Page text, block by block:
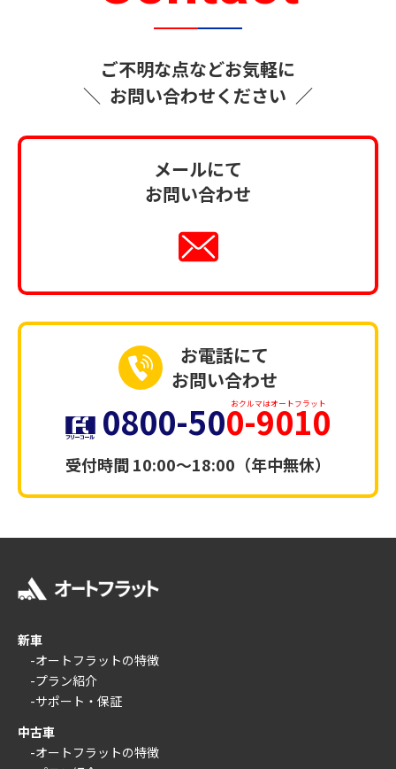
＼
ご不明な点などお気軽に
お問い合わせください ／
メールにて
お問い合わせ
お電話にて
お問い合わせ
0800-500-9010
おクルマはオートフラット
受付時間10:00～18:00（年中無休）
新車
-オートフラットの特徴
-プラン紹介
-サポート・保証
中古車
-オートフラットの特徴